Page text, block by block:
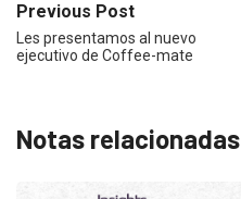
Previous Post
Les presentamos al nuevo
ejecutivo de Coffee-mate
Notas relacionadas